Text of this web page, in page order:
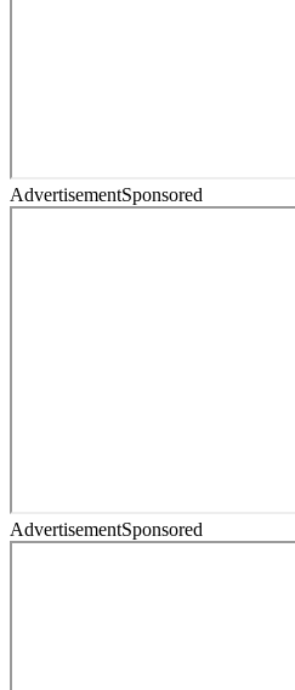
AdvertisementSponsored
AdvertisementSponsored